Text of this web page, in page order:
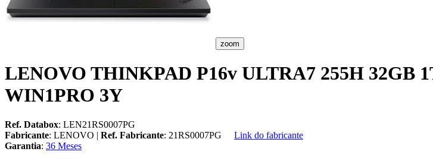
zoom
LENOVO THINKPAD P16v ULTRA7 255H 32GB
WIN1PRO 3Y
Ref. Databox: LEN21RS0007PG
Fabricante: LENOVO | Ref. Fabricante: 21RS0007PG
Link do fabricante
Garantia: 36 Meses